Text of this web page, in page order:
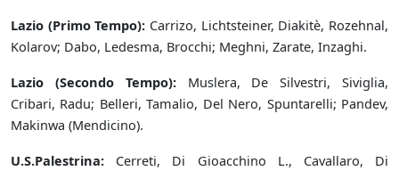
Lazio (Primo Tempo): Carrizo, Lichtsteiner, Diakitè, Rozehnal,
Kolarov; Dabo, Ledesma, Brocchi; Meghni, Zarate, Inzaghi.
Lazio (Secondo Tempo):Muslera, De Silvestri, Siviglia,
Cribari, Radu; Belleri, Tamalio, Del Nero, Spuntarelli; Pandev,
Makinwa (Mendicino).
U.S.Palestrina: Cerreti, Di Gioacchino L., Cavallaro, Di